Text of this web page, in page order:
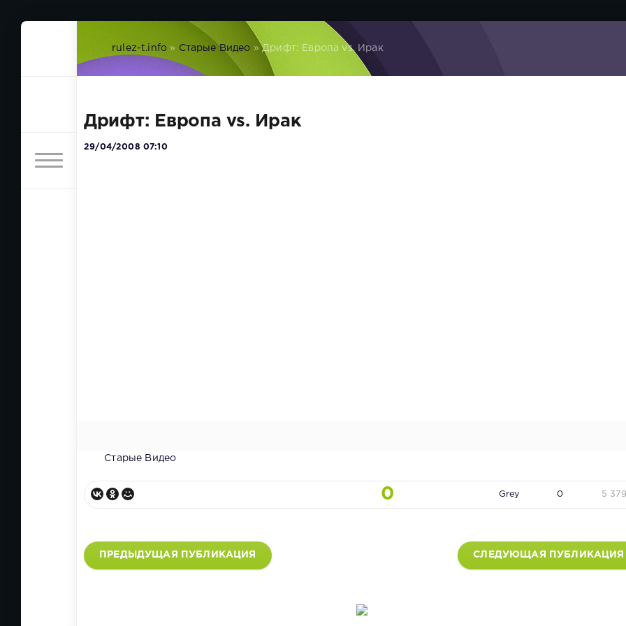
rulez-t.info » Старые Видео » Дрифт: Европа vs. Ирак
Дрифт: Европа vs. Ирак
29/04/2008 07:10
Старые Видео
0 Grey 0 5
ПРЕДЫДУЩАЯ ПУБЛИКАЦИЯ СЛЕДУЮЩАЯ ПУБЛИКАЦИЯ